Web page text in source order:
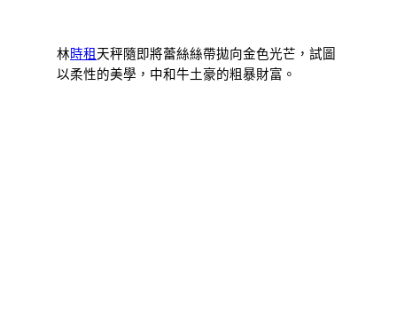
林時租 天秤隨即將蕾絲絲帶拋向金色光芒，試圖
以柔性的美學，中和牛土豪的粗暴財富。